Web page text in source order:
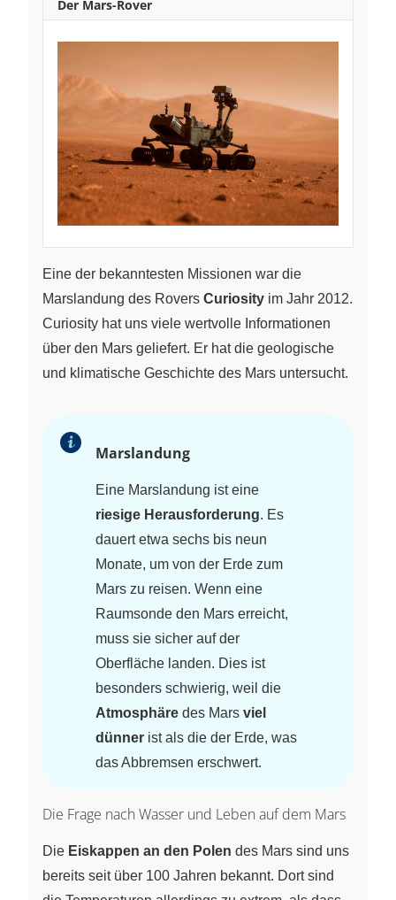
Der Mars-Rover
Eine der bekanntesten Missionen war die
Marslandung des Rovers Curiosity im Jahr 2012.
Curiosity hat uns viele wertvolle Informationen
über den Mars geliefert. Er hat die geologische
und klimatische Geschichte des Mars untersucht.
Marslandung
Eine Marslandung ist eine
riesige Herausforderung. Es
dauert etwa sechs bis neun
Monate, um von der Erde zum
Mars zu reisen. Wenn eine
Raumsonde den Mars erreicht,
muss sie sicher auf der
Oberfläche landen. Dies ist
besonders schwierig, weil die
Atmosphäre des Mars viel
dünner ist als die der Erde, was
das Abbremsen erschwert.
Die Frage nach Wasser und Leben auf dem Mars
Die Eiskappen an den Polen des Mars sind uns
bereits seit über 100 Jahren bekannt. Dort sind